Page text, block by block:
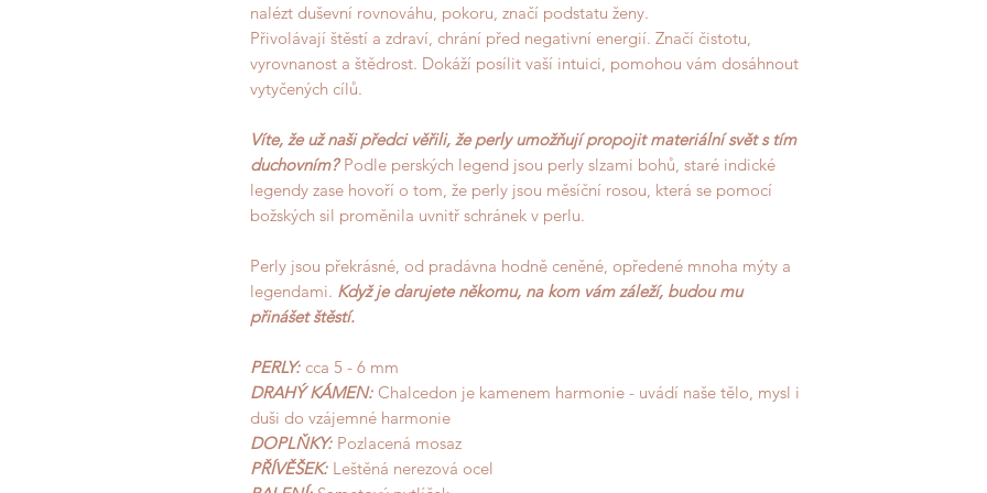
nalézt duševní rovnováhu, pokoru, značí podstatu ženy.
Přivolávají štěstí a zdraví, chrání před negativní energií. Značí čistotu,
vyrovnanost a štědrost. Dokáží posílit vaší intuici, pomohou vám dosáhnout
vytyčených cílů.
Víte, že už naši předci věřili, že perly umožňují propojit materiální svět s tím
duchovním?Podle perských legend jsou perly slzami bohů, staré indické
legendy zase hovoří o tom, že perly jsou měsíční rosou, která se pomocí
božských sil proměnila uvnitř schránek v perlu.
Perly jsou překrásné, od pradávna hodně ceněné, opředené mnoha mýty a
legendami. Když je darujete někomu, na kom vám záleží, budou mu
přinášet štěstí.
PERLY: cca 5 - 6 mm
DRAHÝ KÁMEN: Chalcedon je kamenem harmonie - uvádí naše tělo, mysl i
duši do vzájemné harmonie
DOPLŇKY: Pozlacená mosaz
PŘÍVĚŠEK: Leštěná nerezová ocel